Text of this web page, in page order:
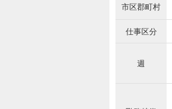
市区郡町村
仕事区分
週